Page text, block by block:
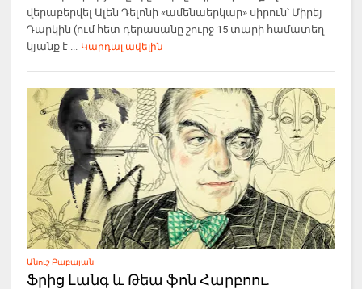
վերաբերվել Ալեն Դելոնի «ամենաերկար» սիրուն՝ Միրեյ
Դարկին (ում հետ դերասանը շուրջ 15 տարի համատեղ
կյանք է ... Կարդալ ավելին
Անուշ Բաբայան
Ֆրից Լանգ և Թեա ֆոն Հարբոու.